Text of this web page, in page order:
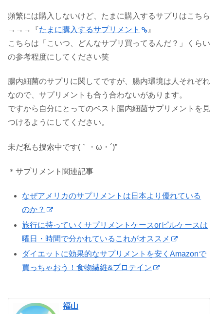
頻繁には購入しないけど、たまに購入するサプリはこちら
→→→『たまに購入するサプリメント
』
こちらは「こいつ、どんなサプリ買ってるんだ？」くらい
の参考程度にしてください笑
腸内細菌のサプリに関してですが、腸内環境は人それぞれ
なので、サプリメントも合う合わないがあります。
ですから自分にとってのベスト腸内細菌サプリメントを見
つけるようにしてください。
未だ私も捜索中です(｀・ω・´)”
＊サプリメント関連記事
なぜアメリカのサプリメントは日本より優れている
のか？
旅行に持っていくサプリメントケースorピルケースは
曜日・時間で分かれているこれがオススメ
ダイエットに効果的なサプリメントを安くAmazonで
買っちゃおう！食物繊維&プロテイン
福山